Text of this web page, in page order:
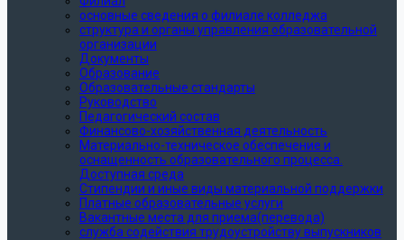
основные сведения о филиале колледжа
структура и органы управления образовательной
организации
Документы
Образование
Образовательные стандарты
Руководство
Педагогический состав
Финансово-хозяйственная деятельность
Материально-техническое обеспечение и
оснащенность образовательного процесса.
Доступная среда
Стипендии и иные виды материальной поддержки
Платные образовательные услуги
Вакантные места для приема(перевода)
служба содействия трудоустройству выпускников